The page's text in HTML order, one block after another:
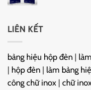
LIÊN KẾT
bảng hiệu hộp đèn |
| hộp đèn | làm bảng
công chữ inox | chữ